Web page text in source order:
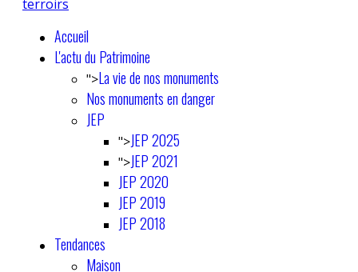
Accueil
L'actu du Patrimoine
">La vie de nos monuments
Nos monuments en danger
JEP
">JEP 2025
">JEP 2021
JEP 2020
JEP 2019
JEP 2018
Tendances
Maison